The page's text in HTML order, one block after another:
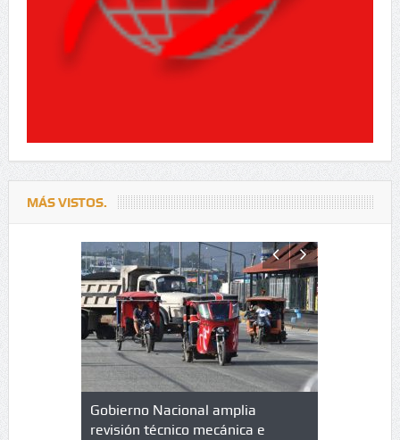
MÁS VISTOS.
de
Gobierno Nacional amplia
revisión técnico mecánica e